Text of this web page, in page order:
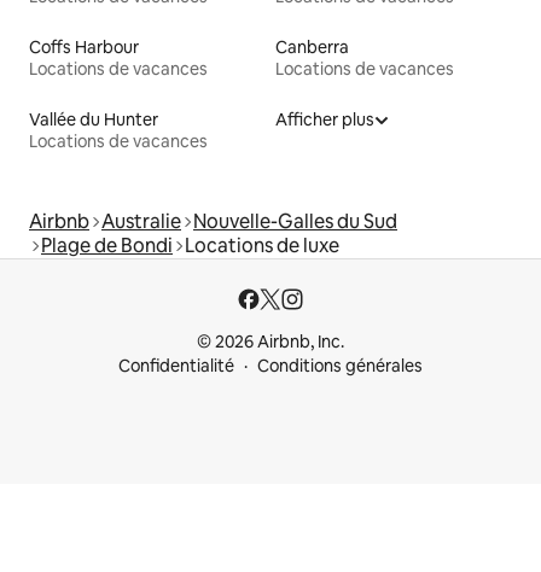
Coffs Harbour
Locations de vacances
Canberra
Locations de vacances
Vallée du Hunter
Locations de vacances
Afficher plus
Airbnb Australie Nouvelle-Galles du Sud
Plage de Bondi Locations de luxe
© 2026 Airbnb, Inc.
Confidentialité
Conditions générales